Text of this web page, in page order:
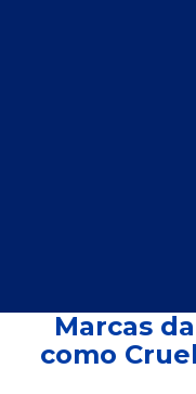
Marcas
como